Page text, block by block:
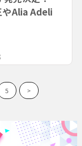
やAlia Adeli
5 >